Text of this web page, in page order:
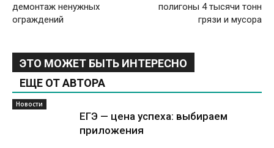
демонтаж ненужных
ограждений
полигоны 4 тысячи тонн
грязи и мусора
ЭТО МОЖЕТ БЫТЬ ИНТЕРЕСНО
ЕЩЕ ОТ АВТОРА
Новости
ЕГЭ — цена успеха: выбираем
приложения